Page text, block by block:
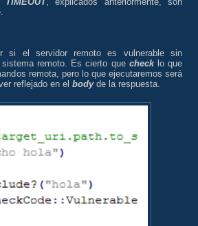
si el servidor remoto es vulnerable sin
remoto. Es cierto que checklo que
remota, pero lo que ejecutaremos será
reflejado en el bodyde la respuesta.